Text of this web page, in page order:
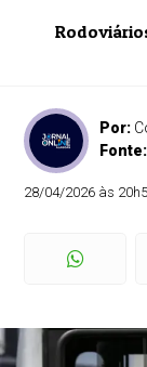
Por:
28/04/2026 às